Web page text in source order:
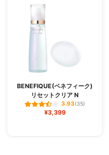
BENEFIQUE(ベネフィーク)
リセットクリア N
3.93(35)
¥3,399